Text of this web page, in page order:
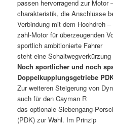
passen hervorragend zur Motor
charakteristik, die Anschlüsse
Verbindung mit dem Hochdreh –
zahl-Motor für überzeugenden
sportlich ambitionierte Fahrer
steht eine Schaltwegverkürzung
Noch sportlicher und noch
Doppelkupplungsgetriebe
Zur weiteren Steigerung von
auch für den Cayman R
das optionale Siebengang-
(PDK) zur Wahl. Im Prinzip